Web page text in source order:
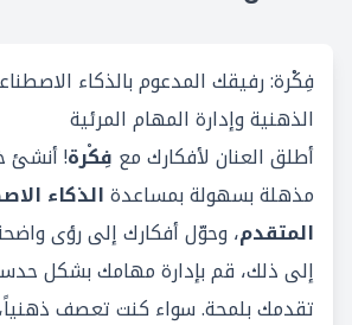
فِكْرة: رفيقك المدعوم بالذكاء
الذهنية وإدارة المهام المرئية
أطلق العنان لأفكارك مع فِكْرة! أنشئ
مذهلة بسهولة بمساعدةالذكاء
المتقدم، وحوّل أفكارك إلى رؤى
إلى ذلك، قم بإدارة مهامك بشكل
تقدمك بلمحة. سواء كنت تعصف